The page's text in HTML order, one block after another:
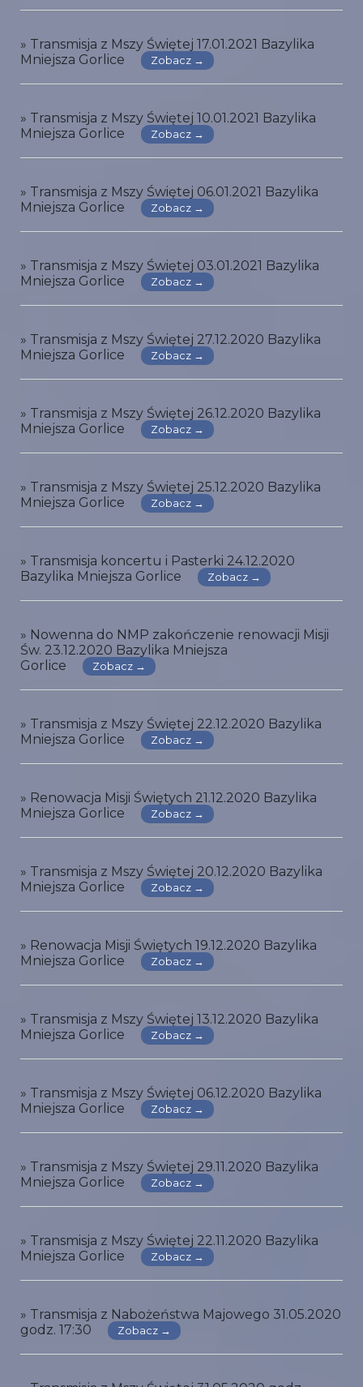
» Transmisja z Mszy Świętej 17.01.2021 Bazylika
Mniejsza Gorlice
Zobacz →
» Transmisja z Mszy Świętej 10.01.2021 Bazylika
Mniejsza Gorlice
Zobacz →
» Transmisja z Mszy Świętej 06.01.2021 Bazylika
Mniejsza Gorlice
Zobacz →
» Transmisja z Mszy Świętej 03.01.2021 Bazylika
Mniejsza Gorlice
Zobacz →
» Transmisja z Mszy Świętej 27.12.2020 Bazylika
Mniejsza Gorlice
Zobacz →
» Transmisja z Mszy Świętej 26.12.2020 Bazylika
Mniejsza Gorlice
Zobacz →
» Transmisja z Mszy Świętej 25.12.2020 Bazylika
Mniejsza Gorlice
Zobacz →
» Transmisja koncertu i Pasterki 24.12.2020
Bazylika Mniejsza Gorlice
Zobacz →
» Nowenna do NMP zakończenie renowacji Misji
Św. 23.12.2020 Bazylika Mniejsza
Gorlice
Zobacz →
» Transmisja z Mszy Świętej 22.12.2020 Bazylika
Mniejsza Gorlice
Zobacz →
» Renowacja Misji Świętych 21.12.2020 Bazylika
Mniejsza Gorlice
Zobacz →
» Transmisja z Mszy Świętej 20.12.2020 Bazylika
Mniejsza Gorlice
Zobacz →
» Renowacja Misji Świętych 19.12.2020 Bazylika
Mniejsza Gorlice
Zobacz →
» Transmisja z Mszy Świętej 13.12.2020 Bazylika
Mniejsza Gorlice
Zobacz →
» Transmisja z Mszy Świętej 06.12.2020 Bazylika
Mniejsza Gorlice
Zobacz →
» Transmisja z Mszy Świętej 29.11.2020 Bazylika
Mniejsza Gorlice
Zobacz →
» Transmisja z Mszy Świętej 22.11.2020 Bazylika
Mniejsza Gorlice
Zobacz →
» Transmisja z Nabożeństwa Majowego 31.05.2020
godz. 17:30
Zobacz →